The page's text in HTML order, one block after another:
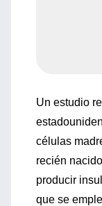
Un estudio
células
recién
producir
que se